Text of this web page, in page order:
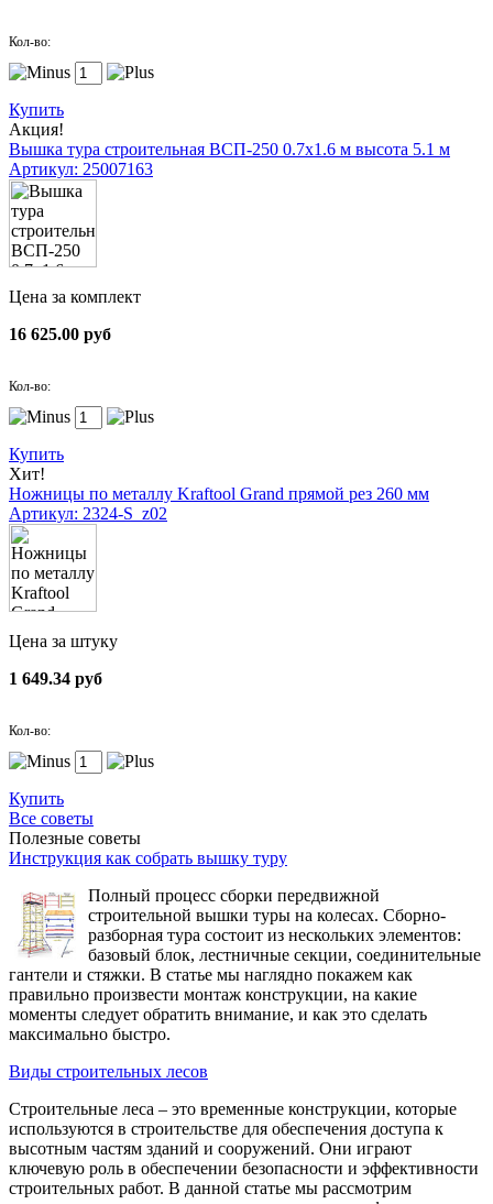
Кол-во:
Купить
Акция!
Вышка тура строительная ВСП-250 0.7х1.6 м высота 5.1 м
Артикул: 25007163
Цена за комплект
16 625.00 руб
Кол-во:
Купить
Хит!
Ножницы по металлу Kraftool Grand прямой рез 260 мм
Артикул: 2324-S_z02
Цена за штуку
1 649.34 руб
Кол-во:
Купить
Все советы
Полезные советы
Инструкция как собрать вышку туру
Полный процесс сборки передвижной
строительной вышки туры на колесах. Сборно-
разборная тура состоит из нескольких элементов:
базовый блок, лестничные секции, соединительные
гантели и стяжки. В статье мы наглядно покажем как
правильно произвести монтаж конструкции, на какие
моменты следует обратить внимание, и как это сделать
максимально быстро.
Виды строительных лесов
Строительные леса – это временные конструкции, которые
используются в строительстве для обеспечения доступа к
высотным частям зданий и сооружений. Они играют
ключевую роль в обеспечении безопасности и эффективности
строительных работ. В данной статье мы рассмотрим